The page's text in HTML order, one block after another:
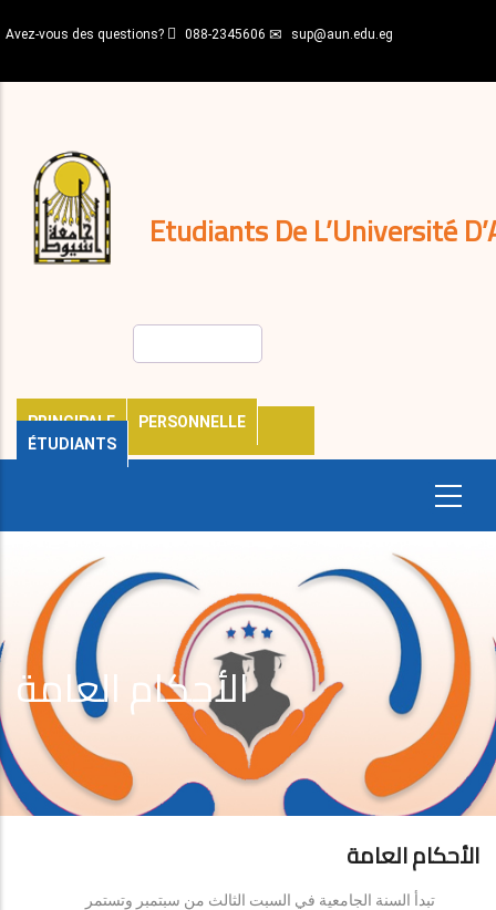
au
principal
Avez-vous des questions? 088-2345606 sup@aun.edu.eg
Etudiants De L’Université
PRINCIPALE
PERSONNELLE
ÉTUDIANTS
décisions
Expatriés
Journal
الأحكام العامة
الأحكام العامة
تبدأ السنة الجامعية في السبت الثالث من سبتمبر وتستمر